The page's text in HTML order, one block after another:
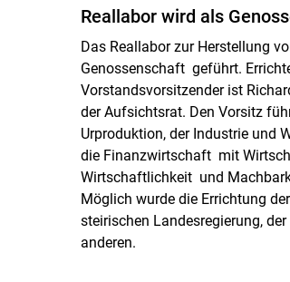
Reallabor wird als
Das Reallabor zur Herstellung
Genossenschaft geführt.
Vorstandsvorsitzender ist
der Aufsichtsrat. Den Vorsitz
Urproduktion, der Industrie und
die Finanzwirtschaft mit
Wirtschaftlichkeit und
Möglich wurde die Errichtung
steirischen Landesregierung,
anderen.